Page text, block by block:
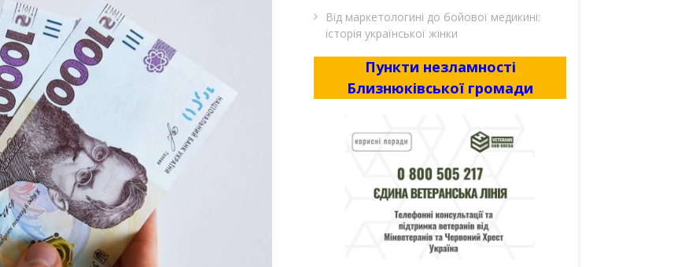
Від маркетологині до бойової медикині:
історія української жінки
Пункти незламності
Близнюківської громади